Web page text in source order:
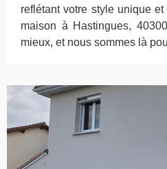
reflétant votre style unique
maison à Hastingues,
mieux, et nous sommes là